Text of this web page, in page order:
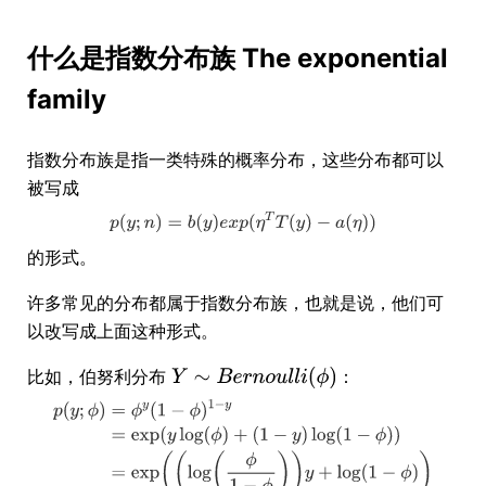
什么是指数分布族 The exponential
family
指数分布族是指一类特殊的概率分布，这些分布都可以
被写成
的形式。
许多常见的分布都属于指数分布族，也就是说，他们可
以改写成上面这种形式。
比如，伯努利分布 ：